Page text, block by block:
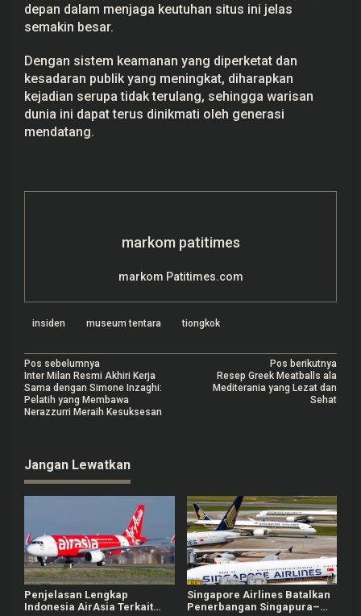
depan dalam menjaga keutuhan situs ini jelas
semakin besar.
Dengan sistem keamanan yang diperketat dan
kesadaran publik yang meningkat, diharapkan
kejadian serupa tidak terulang, sehingga warisan
dunia ini dapat terus dinikmati oleh generasi
mendatang.
markom patitimes
markom Patitimes.com
insiden museum tentara tiongkok
N
a
v
g
a
i
p
o
s
Pos sebelumnya
Inter Milan Resmi Akhiri Kerja
Sama dengan Simone Inzaghi:
Pelatih yang Membawa
Nerazzurri Meraih Kesuksesan
Pos berikutnya
Resep Greek Meatballs ala
Mediterania yang Lezat dan
Sehat
Jangan Lewatkan
Penjelasan Lengkap
Indonesia AirAsia Terkait
Singapore Airlines Batalkan
Penerbangan Singapura–